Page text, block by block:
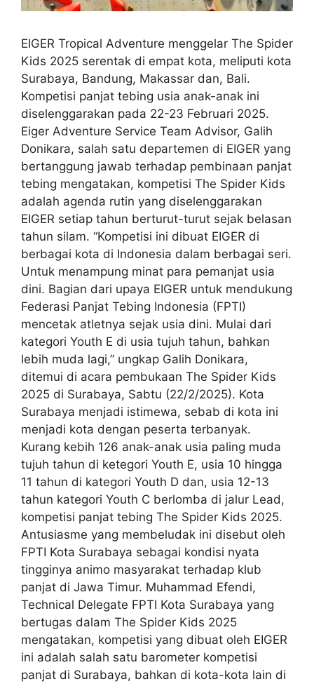
EIGER Tropical Adventure menggelar The Spider
Kids 2025 serentak di empat kota, meliputi kota
Surabaya, Bandung, Makassar dan, Bali.
Kompetisi panjat tebing usia anak-anak ini
diselenggarakan pada 22-23 Februari 2025.
Eiger Adventure Service Team Advisor, Galih
Donikara, salah satu departemen di EIGER yang
bertanggung jawab terhadap pembinaan panjat
tebing mengatakan, kompetisi The Spider Kids
adalah agenda rutin yang diselenggarakan
EIGER setiap tahun berturut-turut sejak belasan
tahun silam. “Kompetisi ini dibuat EIGER di
berbagai kota di Indonesia dalam berbagai seri.
Untuk menampung minat para pemanjat usia
dini. Bagian dari upaya EIGER untuk mendukung
Federasi Panjat Tebing Indonesia (FPTI)
mencetak atletnya sejak usia dini. Mulai dari
kategori Youth E di usia tujuh tahun, bahkan
lebih muda lagi,” ungkap Galih Donikara,
ditemui di acara pembukaan The Spider Kids
2025 di Surabaya, Sabtu (22/2/2025). Kota
Surabaya menjadi istimewa, sebab di kota ini
menjadi kota dengan peserta terbanyak.
Kurang kebih 126 anak-anak usia paling muda
tujuh tahun di ketegori Youth E, usia 10 hingga
11 tahun di kategori Youth D dan, usia 12-13
tahun kategori Youth C berlomba di jalur Lead,
kompetisi panjat tebing The Spider Kids 2025.
Antusiasme yang membeludak ini disebut oleh
FPTI Kota Surabaya sebagai kondisi nyata
tingginya animo masyarakat terhadap klub
panjat di Jawa Timur. Muhammad Efendi,
Technical Delegate FPTI Kota Surabaya yang
bertugas dalam The Spider Kids 2025
mengatakan, kompetisi yang dibuat oleh EIGER
ini adalah salah satu barometer kompetisi
panjat di Surabaya, bahkan di kota-kota lain di